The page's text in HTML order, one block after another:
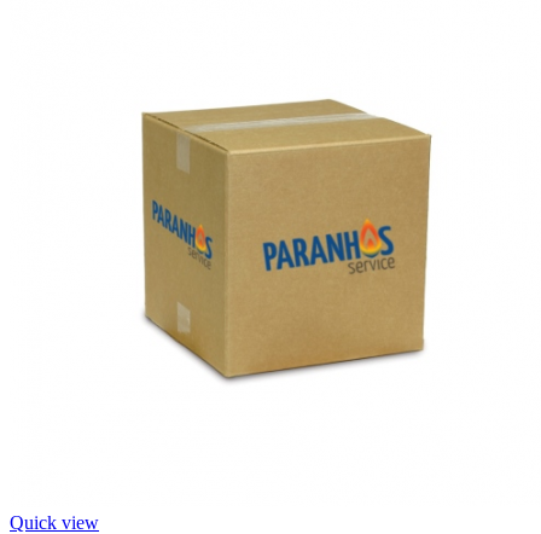
Quick view